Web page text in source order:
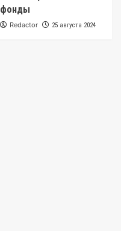
фонды
Redactor 25 августа 2024